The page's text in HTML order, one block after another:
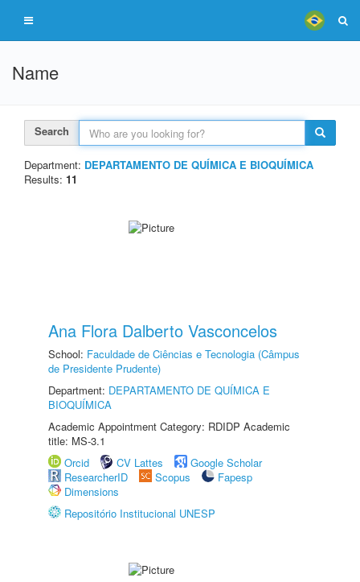
Name
Search
Department: DEPARTAMENTO DE QUÍMICA E BIOQUÍMICA
Results: 11
Ana Flora Dalberto Vasconcelos
School: Faculdade de Ciências e Tecnologia (Câmpus
de Presidente Prudente)
Department: DEPARTAMENTO DE QUÍMICA E
BIOQUÍMICA
Academic Appointment Category: RDIDP Academic
title: MS-3.1
Orcid
CV Lattes
Google Scholar
ResearcherID
Scopus
Fapesp
Dimensions
Repositório Institucional UNESP